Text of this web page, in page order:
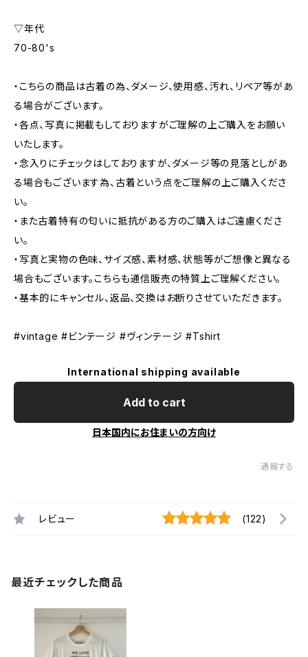
▽年代
70-80's
・こちらの商品は古着の為、ダメージ、使用感、汚れ、リペア等があ
る場合がございます。
・各点、写真に掲載もしておりますがご理解の上ご購入をお願い
いたします。
・念入りにチェックはしておりますが、ダメージ等の見落としがあ
る場合もございます為、古着という点をご理解の上ご購入くださ
い。
・また古着特有の匂いに抵抗がある方のご購入はご遠慮くださ
い。
・写真と実物の色味、サイズ感、素材感、状態等がご想像と異なる
場合もございます。こちらも通信販売の特質上ご理解ください。
・基本的にキャンセル、返品、交換はお断りさせていただきます。
#vintage #ビンテージ #ヴィンテージ #Tshirt
International shipping available
Add to cart
日本国内にお住まいの方向け
通報する
レビュー (122)
最近チェックした商品